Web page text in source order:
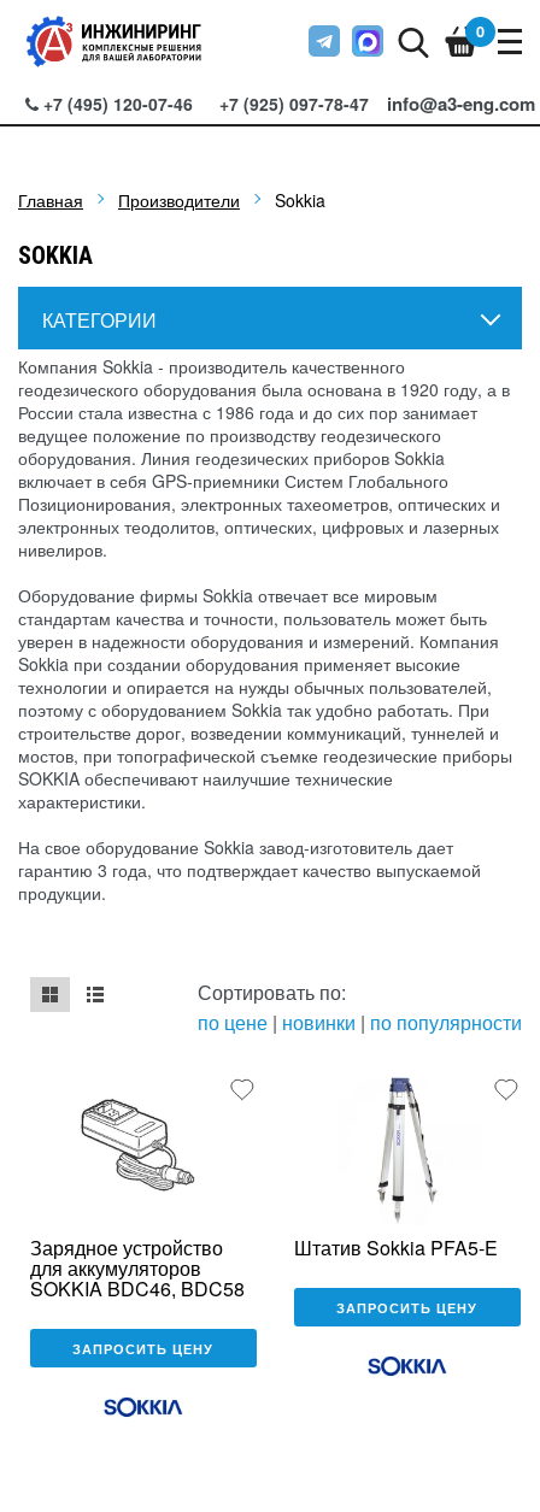
+7 (495) 120-07-46 +7 (925) 097-78-47 info@a3-eng.com
0
Главная Производители Sokkia
SOKKIA
КАТЕГОРИИ
Компания Sokkia - производитель качественного
геодезического оборудования была основана в 1920 году, а в
России стала известна с 1986 года и до сих пор занимает
ведущее положение по производству геодезического
оборудования. Линия геодезических приборов Sokkia
включает в себя GPS-приемники Систем Глобального
Позиционирования, электронных тахеометров, оптических и
электронных теодолитов, оптических, цифровых и лазерных
нивелиров.
Оборудование фирмы Sokkia отвечает все мировым
стандартам качества и точности, пользователь может быть
уверен в надежности оборудования и измерений. Компания
Sokkia при создании оборудования применяет высокие
технологии и опирается на нужды обычных пользователей,
поэтому с оборудованием Sokkia так удобно работать. При
строительстве дорог, возведении коммуникаций, туннелей и
мостов, при топографической съемке геодезические приборы
SOKKIA обеспечивают наилучшие технические
характеристики.
На свое оборудование Sokkia завод-изготовитель дает
гарантию 3 года, что подтверждает качество выпускаемой
продукции.
mse2_chunk_default
mse2_chunk_alternate
Сортировать по:
по цене | новинки | по популярности
Зарядное устройство
для аккумуляторов
SOKKIA BDC46, BDC58
ЗАПРОСИТЬ ЦЕНУ
Штатив Sokkia PFA5-E
ЗАПРОСИТЬ ЦЕНУ